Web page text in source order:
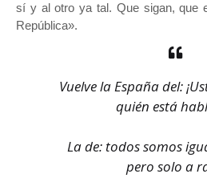
sí y al otro ya tal. Que sigan, que
República».
Vuelve la España del:
quién está
La de: todos somos
pero solo a